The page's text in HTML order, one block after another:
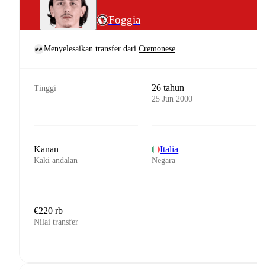
Foggia
Menyelesaikan transfer dari Cremonese
Tinggi 26 tahun
25 Jun 2000
Kanan
Kaki andalan
Italia
Negara
€220 rb
Nilai transfer